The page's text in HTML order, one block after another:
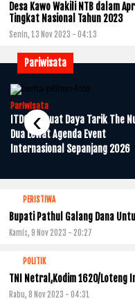
Desa Kawo Wakili NTB dalam
Tingkat Nasional Tahun 2023
Senin, 13 Nov 2023 - 04:13
Pariwisata
Pariwisata
ITDC Perkuat Daya Tarik The
Dua Lewat Agenda Event
Internasional Sepanjang 2026
‹
PERISTIWA
Bupati Pathul Galang Dana
Kamis, 9 Nov 2023 - 20:27
POLITIK
TNI Netral,Kodim 1620/Loteng
Rabu, 8 Nov 2023 - 04:31